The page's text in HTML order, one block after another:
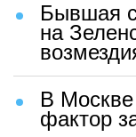
Бывшая
на
В
фактор